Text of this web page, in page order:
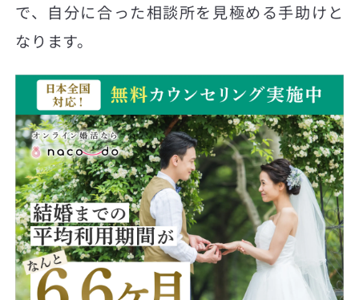
で、自分に合った相談所を見極める手助けと
なります。